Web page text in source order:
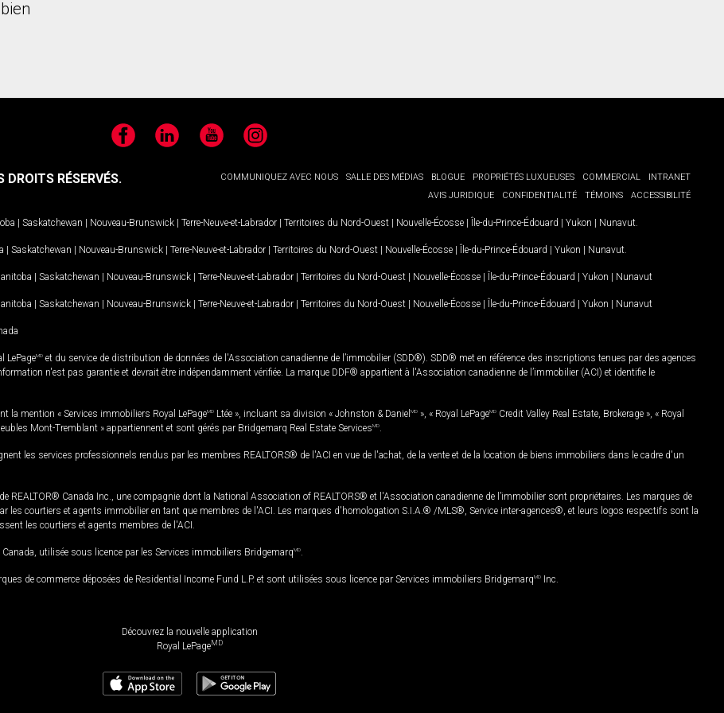
FacebookLinkedIn YouTubeInstagram
COMMUNIQUEZ AVEC NOUS SALLE DES MÉDIAS BLOGUE PROPRIÉTÉS LUXUEUSES COMMERCIAL
INTRANET
AVIS JURIDIQUE
CONFIDENTIALITÉ TÉMOINS ACCESSIBILITÉ
DROITS RÉSERVÉS.
| Saskatchewan | Nouveau-Brunswick | Terre-Neuve-et-Labrador | Territoires du Nord-Ouest | Nouvelle-Écosse | Île-du-Prince-Édouard | Yukon | Nunavut
| Saskatchewan | Nouveau-Brunswick | Terre-Neuve-et-Labrador | Territoires du Nord-Ouest | Nouvelle-Écosse | Île-du-Prince-Édouard | Yukon | Nunavut
| Saskatchewan | Nouveau-Brunswick | Terre-Neuve-et-Labrador | Territoires du Nord-Ouest | Nouvelle-Écosse | Île-du-Prince-Édouard | Yukon | Nunavut
| Saskatchewan | Nouveau-Brunswick | Terre-Neuve-et-Labrador | Territoires du Nord-Ouest | Nouvelle-Écosse | Île-du-Prince-Édouard | Yukon | Nunavut
LePageMD et du service de distribution de données de l'Association canadienne de l’immobilier (SDD®). SDD® met en référence des inscriptions tenues par des agences
n'est pas garantie et devrait être indépendamment vérifiée. La marque DDF® appartient à l'Association canadienne de l’immobilier (ACI) et identifie le
la mention « Services immobiliers Royal LePageMD Ltée », incluant sa division « Johnston & Daniel MD », « Royal LePageMD Credit Valley Real Estate, Brokerage », « Royal
Mont-Tremblant » appartiennent et sont gérés par Bridgemarq Real Estate ServicesMD
les services professionnels rendus par les membres REALTORS® de l'ACI en vue de l'achat, de la vente et de la location de biens immobiliers dans le cadre d'un
REALTOR® Canada Inc., une compagnie dont la National Association of REALTORS® et l'Association canadienne de l’immobilier sont propriétaires. Les marques de
les courtiers et agents immobilier en tant que membres de l'ACI. Les marques d'homologation S.I.A.® /MLS®, Service inter-agences®, et leurs logos respectifs sont la
les courtiers et agents membres de l'ACI.
utilisée sous licence par les Services immobiliers BridgemarqMD
de commerce déposées de Residential Income Fund L.P. et sont utilisées sous licence par Services immobiliers BridgemarqMD Inc.
Découvrez la nouvelle application
Royal LePageMD